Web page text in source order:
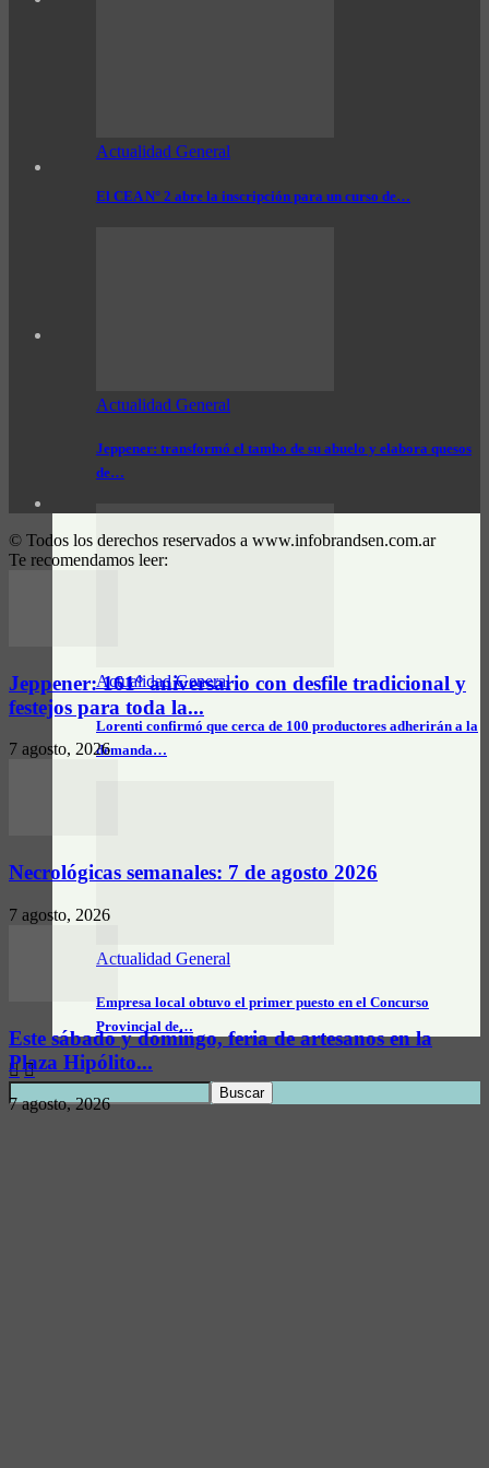
Actualidad General
El CEA N° 2 abre la inscripción para un curso de…
Actualidad General
Jeppener: transformó el tambo de su abuelo y elabora quesos
de…
Actualidad General
Lorenti confirmó que cerca de 100 productores adherirán a la
demanda…
Actualidad General
Empresa local obtuvo el primer puesto en el Concurso
Provincial de…
© Todos los derechos reservados a www.infobrandsen.com.ar
Te recomendamos leer:
Jeppener: 161° aniversario con desfile tradicional y
festejos para toda la...
7 agosto, 2026
Necrológicas semanales: 7 de agosto 2026
7 agosto, 2026
Este sábado y domingo, feria de artesanos en la
Plaza Hipólito...
7 agosto, 2026